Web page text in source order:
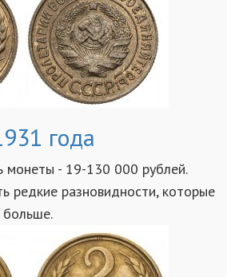
года
монеты - 19-130 000 рублей.
редкие разновидности, которые
больше.